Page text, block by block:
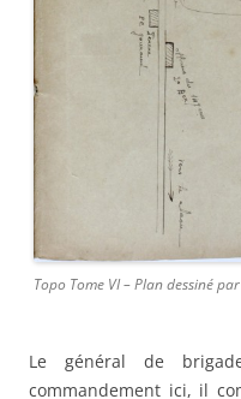
Topo Tome VI – Plan dessiné
Le général de
commandement ici, il